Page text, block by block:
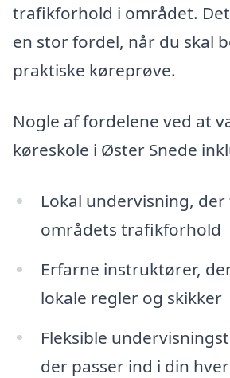
trafikforhold i området.
en stor fordel, når du skal
praktiske køreprøve.
Nogle af fordelene ved at
køreskole i Øster Snede
Lokal undervisning, der
områdets trafikforhold
Erfarne instruktører,
lokale regler og skikker
Fleksible
der passer ind i din